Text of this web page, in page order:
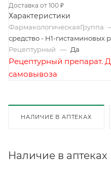
Доставка от 100 ₽
Характеристики
ФармакологическаяГруппа
средство - H1-гистаминовых
Рецептурный — Да
Рецептурный препарат.
самовывоза
НАЛИЧИЕ В АПТЕКАХ
Наличие в аптеках